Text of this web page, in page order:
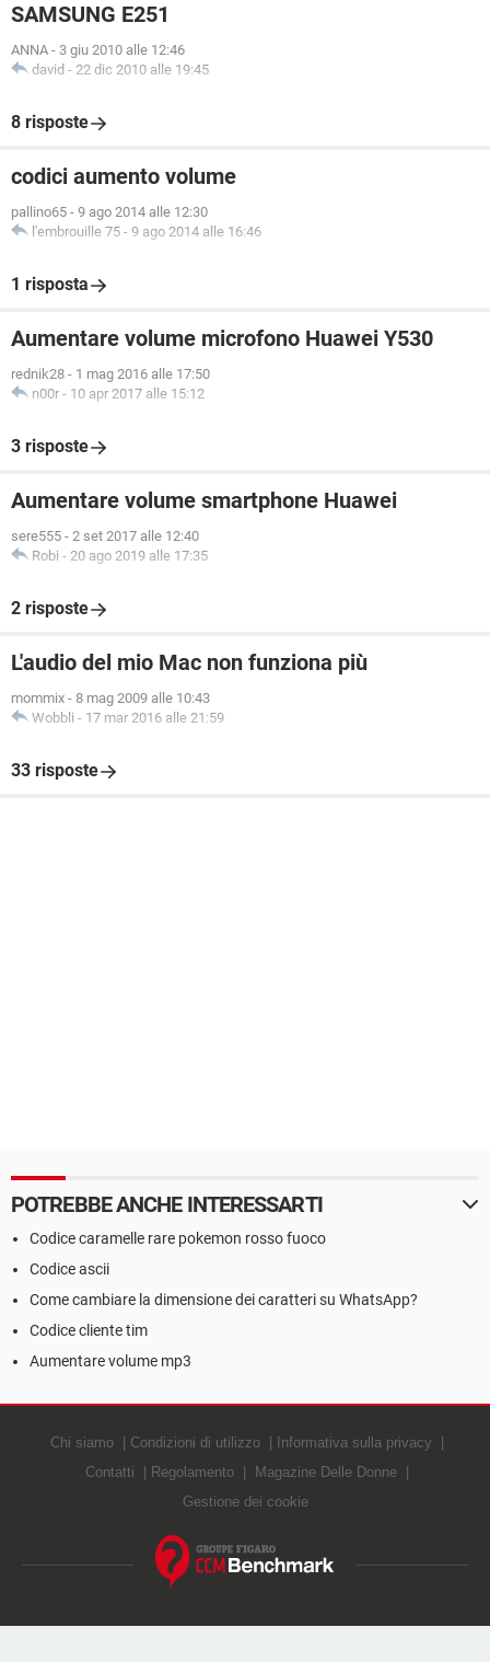
SAMSUNG E251
ANNA - 3 giu 2010 alle 12:46
david - 22 dic 2010 alle 19:45
8 risposte
codici aumento volume
pallino65 - 9 ago 2014 alle 12:30
l'embrouille 75 - 9 ago 2014 alle 16:46
1 risposta
Aumentare volume microfono Huawei Y530
rednik28 - 1 mag 2016 alle 17:50
n00r - 10 apr 2017 alle 15:12
3 risposte
Aumentare volume smartphone Huawei
sere555 - 2 set 2017 alle 12:40
Robi - 20 ago 2019 alle 17:35
2 risposte
L'audio del mio Mac non funziona più
mommix - 8 mag 2009 alle 10:43
Wobbli - 17 mar 2016 alle 21:59
33 risposte
POTREBBE ANCHE INTERESSARTI
Codice caramelle rare pokemon rosso fuoco
Codice ascii
Come cambiare la dimensione dei caratteri su WhatsApp?
Codice cliente tim
Aumentare volume mp3
Chi siamo Condizioni di utilizzo
Informativa sulla privacy
Contatti
Regolamento
Magazine Delle Donne
Gestione dei cookie